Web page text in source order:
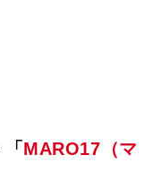
「 MARO17（マ